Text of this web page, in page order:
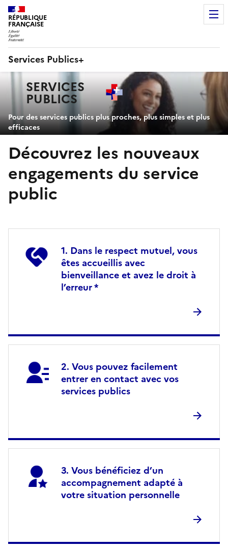
RÉPUBLIQUE
FRANÇAISE
Services Publics+
principaleSERVICES
PUBLICS+
Pour des services publics plus proches, plus simples et plus
efficaces
Découvrez les nouveaux
engagements du service
public
Dans le respect mutuel, vous
êtes accueillis avec
bienveillance et avez le droit à
l’erreur *
Vous pouvez facilement
entrer en contact avec vos
services publics
Vous bénéficiez d’un
accompagnement adapté à
votre situation personnelle